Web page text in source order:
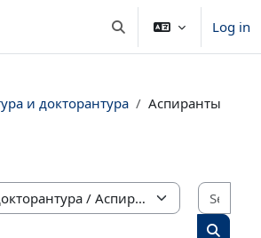
Toggle search inputLog in
и докторантура Аспиранты